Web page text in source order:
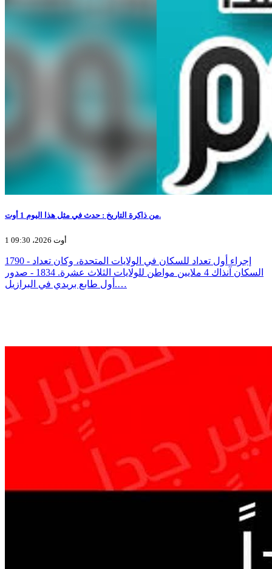
من ذاكرة التاريخ : حدث في مثل هذا اليوم 1 أوت.
1 أوت 2026، 09:30
1790 - إجراء أول تعداد للسكان في الولايات المتحدة، وكان تعداد
السكان آنذاك 4 ملايين مواطن للولايات الثلاث عشرة. 1834 - صدور
أول طابع بريدي في البرازيل.…